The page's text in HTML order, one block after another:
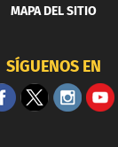
MAPA DEL SITIO
SÍGUENOS EN